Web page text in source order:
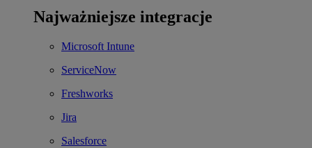
Najważniejsze integracje
Microsoft Intune
ServiceNow
Freshworks
Jira
Salesforce